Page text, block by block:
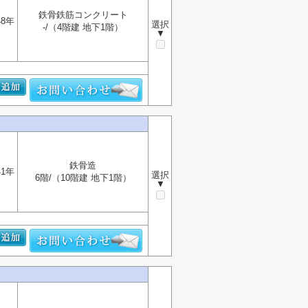
選択
▼
年
鉄骨鉄筋コンクリート
-/（4階建 地下1階）
選択
▼
年
鉄骨造
6階/（10階建 地下1階）